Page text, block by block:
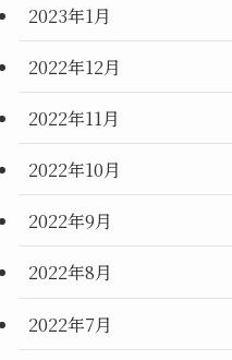
2023年1月
2022年12月
2022年11月
2022年10月
2022年9月
2022年8月
2022年7月